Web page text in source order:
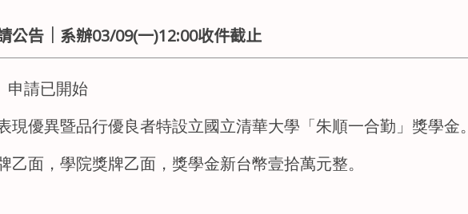
公告｜系辦03/09(一)12:00收件截止
申請已開始
優異暨品行優良者特設立國立清華大學「朱順一合勤」獎學金。
面，學院獎牌乙面，獎學金新台幣壹拾萬元整。